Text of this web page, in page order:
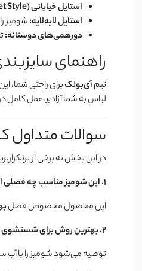
استایل خیابانی (Street Style):
استایل لایه‌لایه:شومیز
دورهمی‌های دوستانه:
راهنمای
تیمآی‌بولکبرای راحتی شما،
لباس به شما آزادی عمل
سوالات متداول
در این بخش به برخی از
۱. این شومیز مناسب چه فصلی است و آیا ضخامت آن زیاد است؟
این محصول مخصوص فصل
۲. بهترین روش برای شستشوی پارچه لینن چیست؟
توصیه می‌شود شومیز را با آب سرد (حداکثر ۳۰ درجه) و با مایع لباسشویی ملایم بشویید. برای حفظ کیفیت الیاف، از خشک‌کن چرخشی